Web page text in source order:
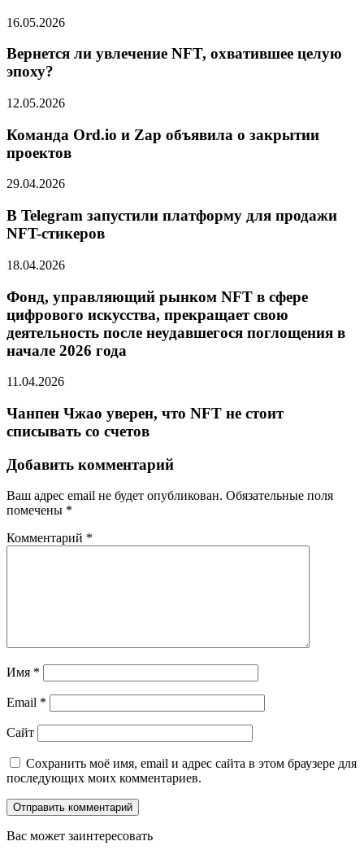
16.05.2026
Вернется ли увлечение NFT, охватившее целую
эпоху?
12.05.2026
Команда Ord.io и Zap объявила о закрытии
проектов
29.04.2026
В Telegram запустили платформу для продажи
NFT-стикеров
18.04.2026
Фонд, управляющий рынком NFT в сфере
цифрового искусства, прекращает свою
деятельность после неудавшегося поглощения в
начале 2026 года
11.04.2026
Чанпен Чжао уверен, что NFT не стоит
списывать со счетов
Добавить комментарий
Ваш адрес email не будет опубликован. Обязательные поля
помечены *
Комментарий *
Имя *
Email *
Сайт
Сохранить моё имя, email и адрес сайта в этом браузере для
последующих моих комментариев.
Вас может заинтересовать